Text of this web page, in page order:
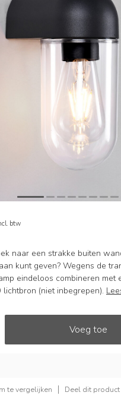
btw
naar een strakke buiten
kunt geven? Wegens de
eindeloos combineren met
lichtbron (niet inbegrepen).
Voeg toe
te vergelijken Deel dit product